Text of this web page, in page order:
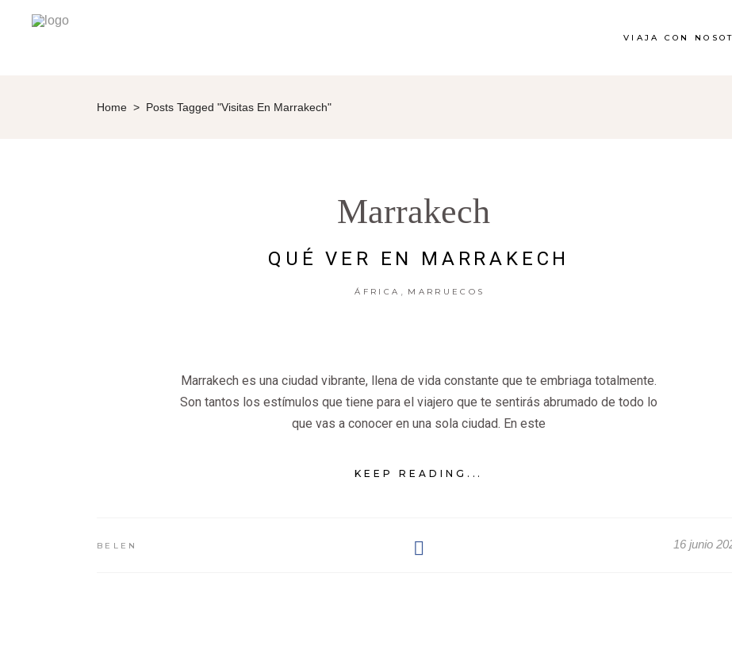
VIAJA CON
Home > Posts Tagged "visitas En Marrakech"
Marrakech
QUÉ VER EN MARRAKECH
ÁFRICA MARRUECOS
Marrakech es una ciudad vibrante, llena de vida constante que te embriaga totalmente.
Son tantos los estímulos que tiene para el viajero que te sentirás abrumado de todo lo
que vas a conocer en una sola ciudad. En este
KEEP READING...
BELEN 16 junio